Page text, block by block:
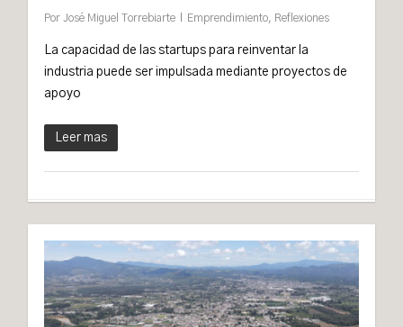
Por José Miguel Torrebiarte Emprendimiento, Reflexiones
La capacidad de las startups para reinventar la
industria puede ser impulsada mediante proyectos de
apoyo
Leer mas